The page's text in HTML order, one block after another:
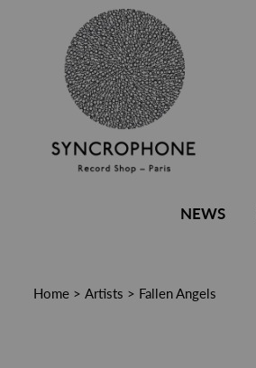
NEWS
Home > Artists > Fallen Angels